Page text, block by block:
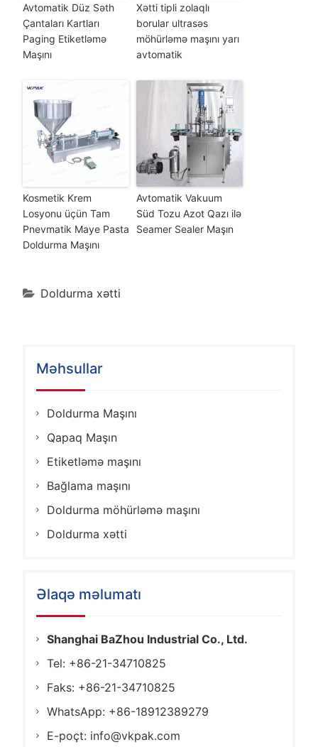
Avtomatik Düz Səth
Çantaları Kartları
Paging Etiketləmə
Maşını
Xətti tipli zolaqlı
borular ultrasəs
möhürləmə maşını yarı
avtomatik
Kosmetik Krem
Losyonu üçün Tam
Pnevmatik Maye Pasta
Doldurma Maşını
Avtomatik Vakuum
Süd Tozu Azot Qazı ilə
Seamer Sealer Maşın
Doldurma xətti
Məhsullar
Doldurma Maşını
Qapaq Maşın
Etiketləmə maşını
Bağlama maşını
Doldurma möhürləmə maşını
Doldurma xətti
Əlaqə məlumatı
Shanghai BaZhou Industrial Co., Ltd.
Tel: +86-21-34710825
Faks: +86-21-34710825
WhatsApp: +86-18912389279
E-poçt: info@vkpak.com